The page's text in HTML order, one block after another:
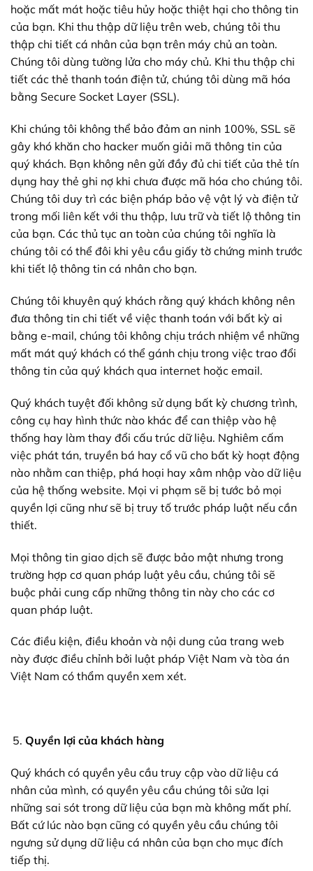
hoặc mất mát hoặc tiêu hủy hoặc thiệt hại cho thông tin
của bạn. Khi thu thập dữ liệu trên web, chúng tôi thu
thập chi tiết cá nhân của bạn trên máy chủ an toàn.
Chúng tôi dùng tường lửa cho máy chủ. Khi thu thập chi
tiết các thẻ thanh toán điện tử, chúng tôi dùng mã hóa
bằng Secure Socket Layer (SSL).
Khi chúng tôi không thể bảo đảm an ninh 100%, SSL sẽ
gây khó khăn cho hacker muốn giải mã thông tin của
quý khách. Bạn không nên gửi đầy đủ chi tiết của thẻ tín
dụng hay thẻ ghi nợ khi chưa được mã hóa cho chúng tôi.
Chúng tôi duy trì các biện pháp bảo vệ vật lý và điện tử
trong mối liên kết với thu thập, lưu trữ và tiết lộ thông tin
của bạn. Các thủ tục an toàn của chúng tôi nghĩa là
chúng tôi có thể đôi khi yêu cầu giấy tờ chứng minh trước
khi tiết lộ thông tin cá nhân cho bạn.
Chúng tôi khuyên quý khách rằng quý khách không nên
đưa thông tin chi tiết về việc thanh toán với bất kỳ ai
bằng e-mail, chúng tôi không chịu trách nhiệm về những
mất mát quý khách có thể gánh chịu trong việc trao đổi
thông tin của quý khách qua internet hoặc email.
Quý khách tuyệt đối không sử dụng bất kỳ chương trình,
công cụ hay hình thức nào khác để can thiệp vào hệ
thống hay làm thay đổi cấu trúc dữ liệu. Nghiêm cấm
việc phát tán, truyền bá hay cổ vũ cho bất kỳ hoạt động
nào nhằm can thiệp, phá hoại hay xâm nhập vào dữ liệu
của hệ thống website. Mọi vi phạm sẽ bị tước bỏ mọi
quyền lợi cũng như sẽ bị truy tố trước pháp luật nếu cần
thiết.
Mọi thông tin giao dịch sẽ được bảo mật nhưng trong
trường hợp cơ quan pháp luật yêu cầu, chúng tôi sẽ
buộc phải cung cấp những thông tin này cho các cơ
quan pháp luật.
Các điều kiện, điều khoản và nội dung của trang web
này được điều chỉnh bởi luật pháp Việt Nam và tòa án
Việt Nam có thẩm quyền xem xét.
Quyền lợi của khách hàng
Quý khách có quyền yêu cầu truy cập vào dữ liệu cá
nhân của mình, có quyền yêu cầu chúng tôi sửa lại
những sai sót trong dữ liệu của bạn mà không mất phí.
Bất cứ lúc nào bạn cũng có quyền yêu cầu chúng tôi
ngưng sử dụng dữ liệu cá nhân của bạn cho mục đích
tiếp thị.